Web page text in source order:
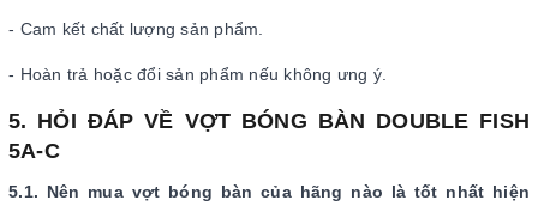
- Cam kết chất lượng sản phẩm.
- Hoàn trả hoặc đổi sản phẩm nếu không ưng ý.
5. HỎI ĐÁP VỀ VỢT BÓNG BÀN DOUBLE FISH
5A-C
5.1. Nên mua vợt bóng bàn của hãng nào là tốt nhất hiện